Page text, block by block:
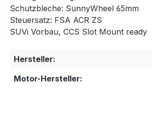
Schutzbleche: SunnyWheel 65mm
Steuersatz: FSA ACR ZS
SUVi Vorbau, CCS Slot Mount ready
Hersteller:
Motor-Hersteller: